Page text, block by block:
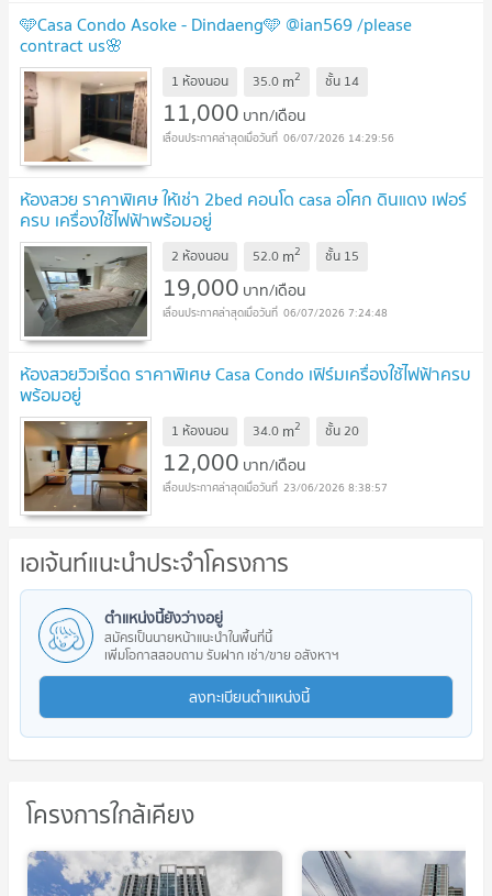
🩵Casa Condo Asoke - Dindaeng🩵 @ian569 /please
contract us🌸
1 ห้องนอน 35.0 m2 ชั้น 14
11,000 บาท/เดือน
06/07/2026 14:29:56
ห้องสวย ราคาพิเศษ ให้เช่า 2bed คอนโด casa อโศก ดินแดง เฟอร์
ครบ เครื่องใช้ไฟฟ้าพร้อมอยู่
2 ห้องนอน 52.0 m2 ชั้น 15
19,000 บาท/เดือน
06/07/2026 7:24:48
ห้องสวยวิวเริ่ดด ราคาพิเศษ Casa Condo เฟิร์มเครื่องใช้ไฟฟ้าครบ
พร้อมอยู่
1 ห้องนอน 34.0 m2 ชั้น20
12,000 บาท/เดือน
23/06/2026 8:38:57
เอเจ้นท์แนะนำประจำโครงการ
ตำแหน่งนี้ยังว่างอยู่
สมัครเป็นนายหน้าแนะนำในพื้นที่นี้
เพิ่มโอกาสสอบถาม รับฝาก เช่า/ขาย อสังหาฯ
ลงทะเบียนตำแหน่งนี้
โครงการใกล้เคียง